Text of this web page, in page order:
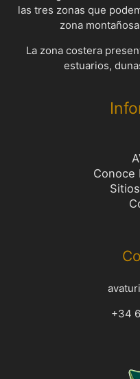
las tres zonas que
zona
La zona costera
estuarios,
Conoce
+34